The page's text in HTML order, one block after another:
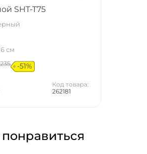
SHT-T75
см
-51%
Код товара:
262181